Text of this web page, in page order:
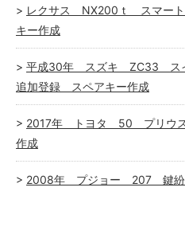
レクサス NX200ｔ スマー
キー作成
平成30年 スズキ ZC33 ス
追加登録 スペアキー作成
2017年 トヨタ 50 プリウ
作成
2008年 プジョー 207 鍵